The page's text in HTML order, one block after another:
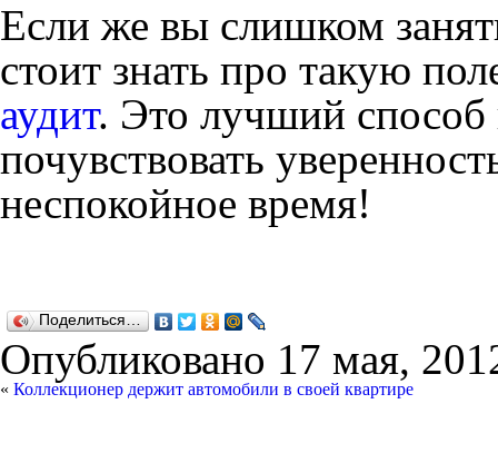
Если же вы слишком
стоит знать про такую
аудит. Это лучший способ
почувствовать
неспокойное время!
Поделиться…
Опубликовано 17 мая,
« Коллекционер держит автомобили в своей квартире